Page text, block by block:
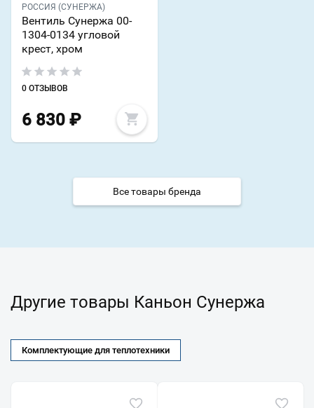
РОССИЯ (СУНЕРЖА)
Вентиль Сунержа 00-
1304-0134 угловой
крест, хром
0 ОТЗЫВОВ
6 830 ₽
Все товары бренда
Другие товары Каньон Сунержа
Комплектующие для теплотехники